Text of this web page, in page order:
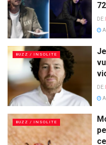
DE:
BUZZ / INSOLITE
DE:
BUZZ / INSOLITE